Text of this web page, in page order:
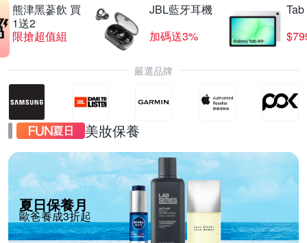
熊津黑蔘飲 買
1送2
限搶超值組
JBL藍牙耳機
加碼送3%
嚴選品牌
美妝保養
夏日保養月
歐爸養成3折起